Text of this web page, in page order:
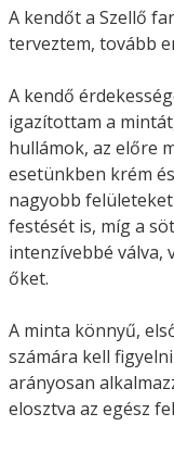
A kendőt a Szellő
terveztem, tovább
A kendő
igazítottam a
hullámok, az előre
esetünkben krém
nagyobb
festését is, míg a
intenzívebbé
őket.
A minta könnyű,
számára kell
arányosan
elosztva az egész